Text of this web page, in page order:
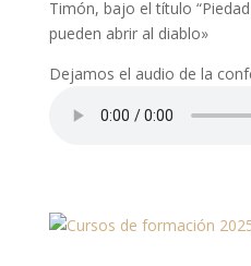
Timón, bajo el título
pueden abrir al diablo»
Dejamos el audio de la